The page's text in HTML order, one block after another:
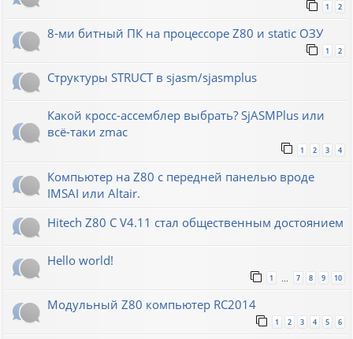
1 2
8-ми битный ПК на процессоре Z80 и static ОЗУ
1 2
Структуры STRUCT в sjasm/sjasmplus
Какой кросс-ассемблер выбрать? SjASMPlus или
всё-таки zmac
1 2 3 4
Компьютер на Z80 с передней панелью вроде
IMSAI или Altair.
Hitech Z80 C V4.11 стал общественным достоянием
Hello world!
1 7 8 9 10
Модульный Z80 компьютер RC2014
1 2 3 4 5 6